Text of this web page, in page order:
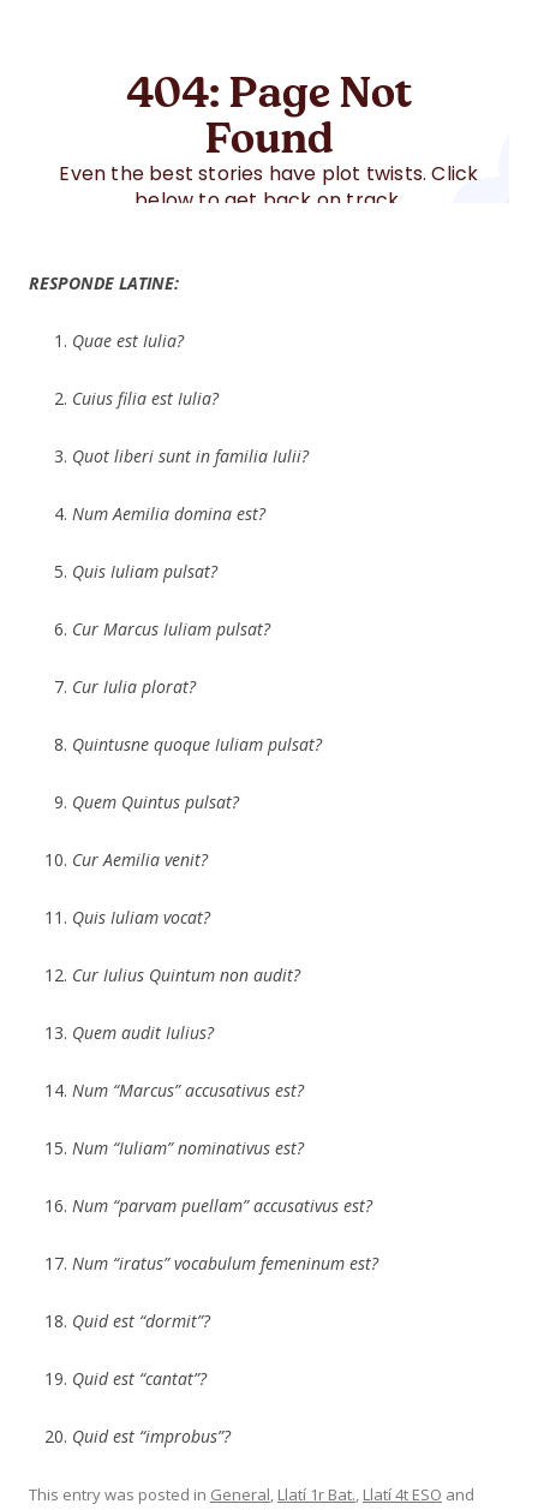
RESPONDE LATINE:
Quae est Iulia?
Cuius filia est Iulia?
Quot liberi sunt in familia Iulii?
Num Aemilia domina est?
Quis Iuliam pulsat?
Cur Marcus Iuliam pulsat?
Cur Iulia plorat?
Quintusne quoque Iuliam pulsat?
Quem Quintus pulsat?
Cur Aemilia venit?
Quis Iuliam vocat?
Cur Iulius Quintum non audit?
Quem audit Iulius?
Num “Marcus” accusativus est?
Num “Iuliam” nominativus est?
Num “parvam puellam” accusativus est?
Num “iratus” vocabulum femeninum est?
Quid est “dormit”?
Quid est “cantat”?
Quid est “improbus”?
This entry was posted in General, Llatí 1r Bat., Llatí 4t ESO and